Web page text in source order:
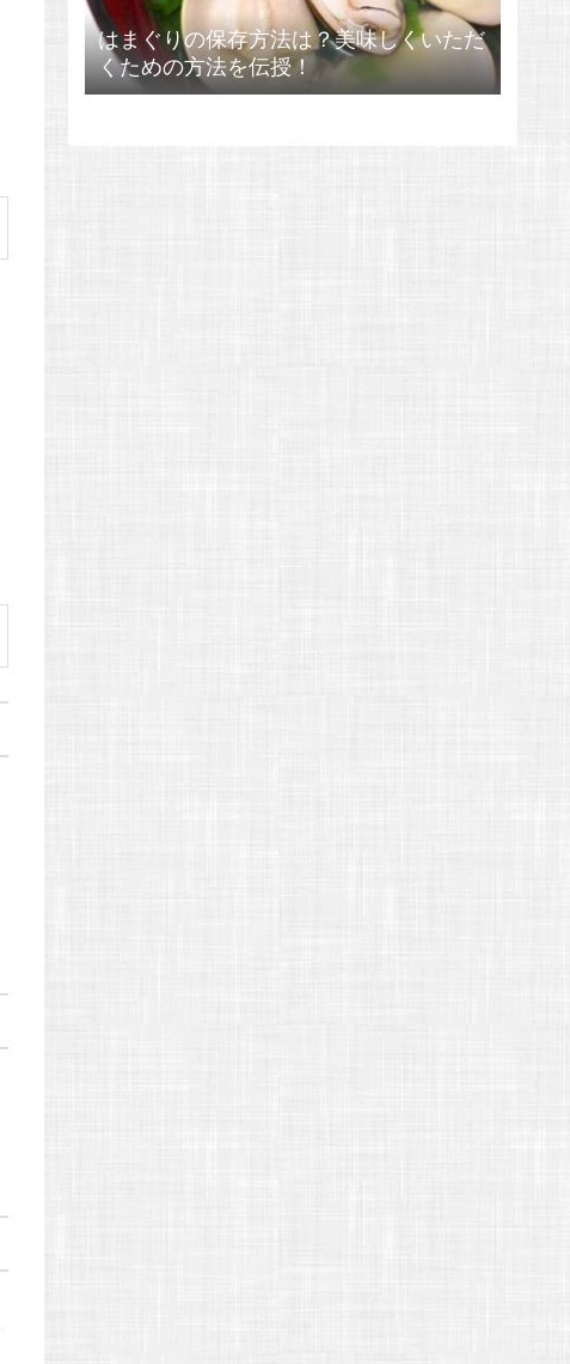
はまぐりの保存方法は？美味しくいただ
くための方法を伝授！